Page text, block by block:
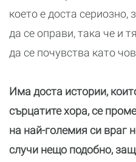
което е доста сериозно,
да се оправи, така че и
да се почувства като
Има доста истории,
сърцатите хора, се
на най-големия си враг
случи нещо подобно,